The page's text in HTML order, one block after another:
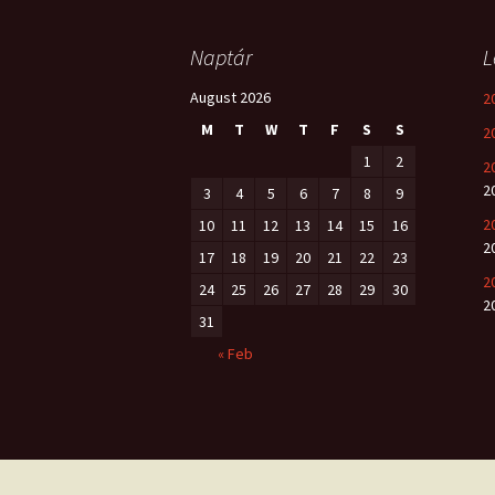
navigation
Naptár
August 2026
M
T W T F S
S
1
2
3
4 5 6 7 8
9
10
11 12 13 14 15
16
17
18 19 20 21 22
23
24
25 26 27 28 29
30
31
« Feb